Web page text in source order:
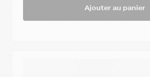
Ajouter au panier